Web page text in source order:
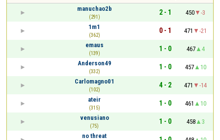
manuchao2b
(291)
2 - 1 450
-3
1m1
(362)
0 - 1 471
-21
emaus
(139)
1 - 0 467
4
Anderson49
(332)
1 - 0 457
10
Carlomagno01
(102)
4 - 2 471
-14
ateir
(315)
1 - 0 461
10
venusiano
(75)
1 - 0 458
3
no threat